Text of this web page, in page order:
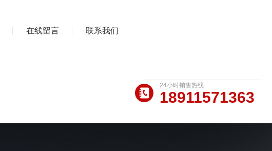
在线留言 联系我们
24小时销售热线
18911571363